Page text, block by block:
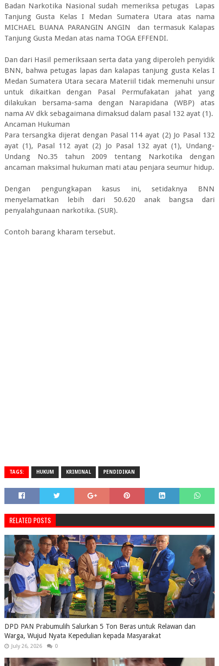
Badan Narkotika Nasional sudah memeriksa petugas Lapas
Tanjung Gusta Kelas I Medan Sumatera Utara atas nama
MICHAEL BUANA PARANGIN ANGIN dan termasuk Kalapas
Tanjung Gusta Medan atas nama TOGA EFFENDI.
Dan dari Hasil pemeriksaan serta data yang diperoleh penyidik
BNN, bahwa petugas lapas dan kalapas tanjung gusta Kelas I
Medan Sumatera Utara secara Materiil tidak memenuhi unsur
untuk dikaitkan dengan Pasal Permufakatan jahat yang
dilakukan bersama-sama dengan Narapidana (WBP) atas
nama AV dkk sebagaimana dimaksud dalam pasal 132 ayat (1).
Ancaman Hukuman
Para tersangka dijerat dengan Pasal 114 ayat (2) Jo Pasal 132
ayat (1), Pasal 112 ayat (2) Jo Pasal 132 ayat (1), Undang-
Undang No.35 tahun 2009 tentang Narkotika dengan
ancaman maksimal hukuman mati atau penjara seumur hidup.
Dengan pengungkapan kasus ini, setidaknya BNN
menyelamatkan lebih dari 50.620 anak bangsa dari
penyalahgunaan narkotika. (SUR).
Contoh barang kharam tersebut.
TAGS: HUKUM KRIMINAL PENDIDIKAN
RELATED POSTS
DPD PAN Prabumulih Salurkan 5 Ton Beras untuk Relawan dan
Warga, Wujud Nyata Kepedulian kepada Masyarakat
July 26, 2026 0